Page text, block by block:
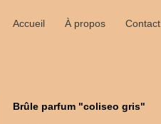
Accueil À propos Contact
Brûle parfum "coliseo gris"